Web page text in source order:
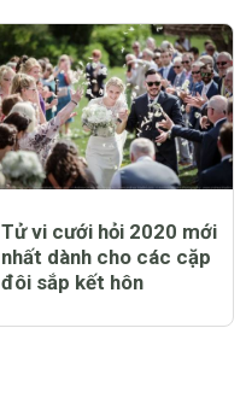
Tử vi cưới hỏi 2020 mới
nhất dành cho các cặp
đôi sắp kết hôn